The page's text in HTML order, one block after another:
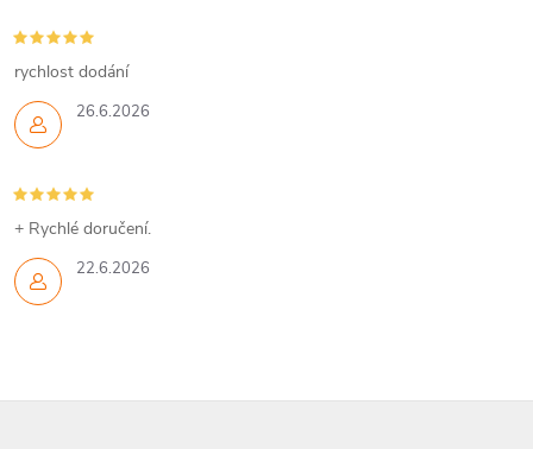
26.6.2026
rychlost dodání
22.6.2026
+ Rychlé doručení.